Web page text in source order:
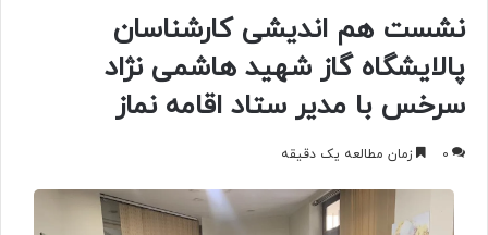
نشست هم اندیشی کارشناسان
پالایشگاه گاز شهید هاشمی نژاد
سرخس با مدیر ستاد اقامه نماز
0 زمان مطالعه یک دقیقه